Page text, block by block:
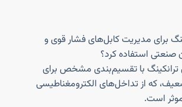
برای مدیریت کابل‌های فشار قوی و
استفاده کرد؟
با تقسیم‌بندی مشخص برای
که از تداخل‌های الکترومغناطیسی
است.